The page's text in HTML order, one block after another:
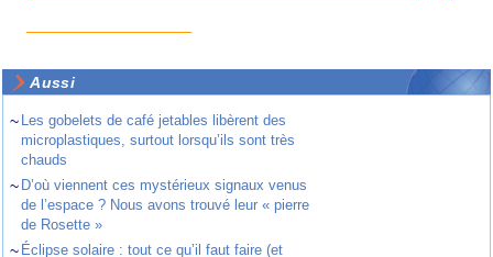
Aussi
~ Les gobelets de café jetables libèrent des
microplastiques, surtout lorsqu’ils sont très
chauds
~ D’où viennent ces mystérieux signaux venus
de l’espace ? Nous avons trouvé leur « pierre
de Rosette »
~ Éclipse solaire : tout ce qu’il faut faire (et